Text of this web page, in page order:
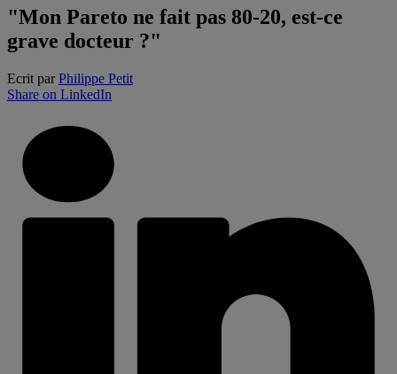
"Mon Pareto ne fait pas 80-20, est-ce
grave docteur ?"
Ecrit parPhilippe Petit
Share on LinkedIn